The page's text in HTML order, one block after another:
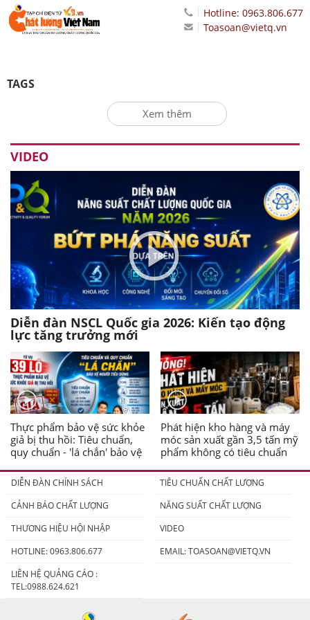
Hotline: 0963.806.677
Toasoan@vietq.vn
TAGS
Xem thêm
VIDEO
Diễn đàn NSCL Quốc gia 2026: Kiến tạo động
lực tăng trưởng mới
Thực phẩm bảo vệ sức khỏe
giả bị thu hồi: Tiêu chuẩn,
quy chuẩn - 'lá chắn' bảo vệ
Phát hiện kho hàng và máy
móc sản xuất gần 3,5 tấn mỹ
phẩm không có tiêu chuẩn
DIỄN ĐÀN CHÍNH SÁCH
TIÊU CHUẨN CHẤT LƯỢNG
CẢNH BÁO CHẤT LƯỢNG
NĂNG SUẤT CHẤT LƯỢNG
THƯƠNG HIỆU HỘI NHẬP
VIDEO
HOTLINE: 0963.806.677
EMAIL:TOASOAN@VIETQ.VN
LIÊN HỆ QUẢNG CÁO :
TEL:0988.624.621